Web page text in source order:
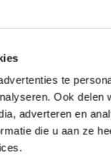
te
Ook
adverteren en
die u aan ze